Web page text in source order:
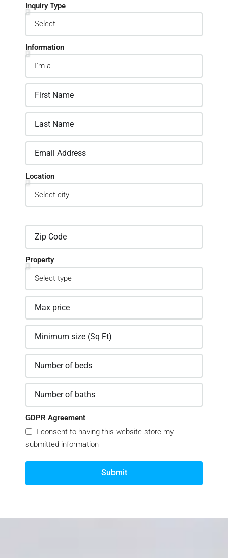
Inquiry Type
Information
Location
Property
GDPR Agreement
I consent to having this website store my
submitted information
Submit